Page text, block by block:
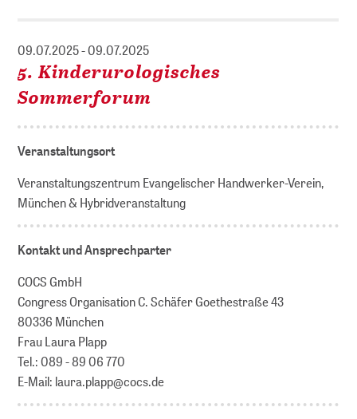
09.07.2025 - 09.07.2025
5. Kinderurologisches
Sommerforum
Veranstaltungsort
Veranstaltungszentrum Evangelischer Handwerker-Verein,
München & Hybridveranstaltung
Kontakt und Ansprechparter
COCS GmbH
Congress Organisation C. Schäfer Goethestraße 43
80336 München
Frau Laura Plapp
Tel.: 089 - 89 06 770
E-Mail: laura.plapp@cocs.de